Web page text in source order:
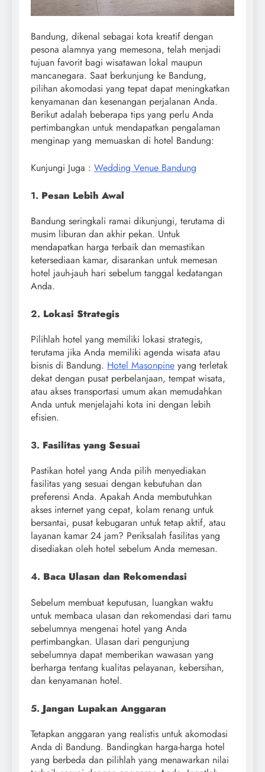
Bandung, dikenal sebagai kota kreatif dengan
pesona alamnya yang memesona, telah menjadi
tujuan favorit bagi wisatawan lokal maupun
mancanegara. Saat berkunjung ke Bandung,
pilihan akomodasi yang tepat dapat meningkatkan
kenyamanan dan kesenangan perjalanan Anda.
Berikut adalah beberapa tips yang perlu Anda
pertimbangkan untuk mendapatkan pengalaman
menginap yang memuaskan di hotel Bandung:
Kunjungi Juga : Wedding Venue Bandung
1. Pesan Lebih Awal
Bandung seringkali ramai dikunjungi, terutama di
musim liburan dan akhir pekan. Untuk
mendapatkan harga terbaik dan memastikan
ketersediaan kamar, disarankan untuk memesan
hotel jauh-jauh hari sebelum tanggal kedatangan
Anda.
2. Lokasi Strategis
Pilihlah hotel yang memiliki lokasi strategis,
terutama jika Anda memiliki agenda wisata atau
bisnis di Bandung. Hotel Masonpine yang terletak
dekat dengan pusat perbelanjaan, tempat wisata,
atau akses transportasi umum akan memudahkan
Anda untuk menjelajahi kota ini dengan lebih
efisien.
3. Fasilitas yang Sesuai
Pastikan hotel yang Anda pilih menyediakan
fasilitas yang sesuai dengan kebutuhan dan
preferensi Anda. Apakah Anda membutuhkan
akses internet yang cepat, kolam renang untuk
bersantai, pusat kebugaran untuk tetap aktif, atau
layanan kamar 24 jam? Periksalah fasilitas yang
disediakan oleh hotel sebelum Anda memesan.
4. Baca Ulasan dan Rekomendasi
Sebelum membuat keputusan, luangkan waktu
untuk membaca ulasan dan rekomendasi dari tamu
sebelumnya mengenai hotel yang Anda
pertimbangkan. Ulasan dari pengunjung
sebelumnya dapat memberikan wawasan yang
berharga tentang kualitas pelayanan, kebersihan,
dan kenyamanan hotel.
5. Jangan Lupakan Anggaran
Tetapkan anggaran yang realistis untuk akomodasi
Anda di Bandung. Bandingkan harga-harga hotel
yang berbeda dan pilihlah yang menawarkan nilai